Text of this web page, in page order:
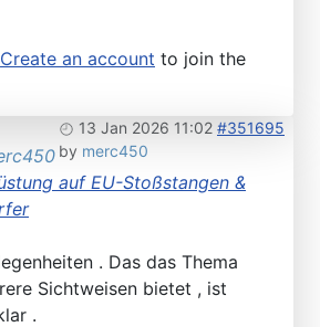
Create an account to join the
13 Jan 2026 11:02 #351695
by merc450
auf EU-Stoßstangen &
. Das das Thema
Sichtweisen bietet , ist
.